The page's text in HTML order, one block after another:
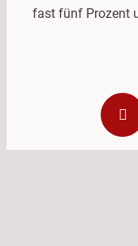
fast fünf Prozent